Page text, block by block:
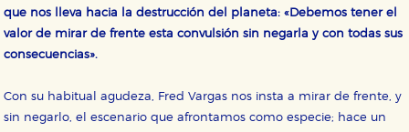
que nos lleva hacia la destrucción del planeta: «Debemos tener el
valor de mirar de frente esta convulsión sin negarla y con todas sus
consecuencias».
Con su habitual agudeza, Fred Vargas nos insta a mirar de frente, y
sin negarlo, el escenario que afrontamos como especie; hace un